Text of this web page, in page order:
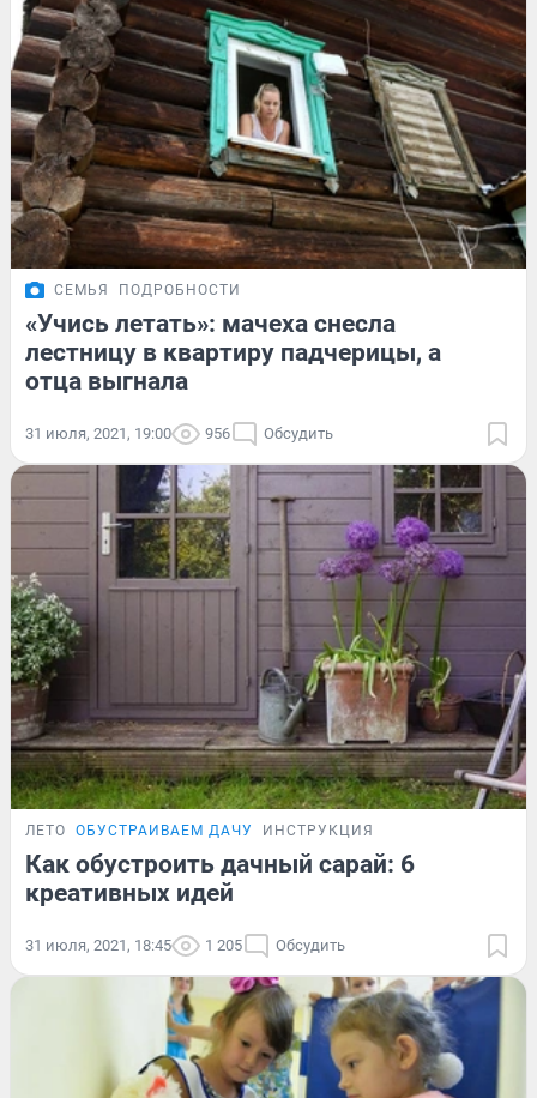
СЕМЬЯ ПОДРОБНОСТИ
«Учись летать»: мачеха снесла
лестницу в квартиру падчерицы, а
отца выгнала
31 июля, 2021, 19:00 956 Обсудить
ЛЕТО ОБУСТРАИВАЕМ ДАЧУ ИНСТРУКЦИЯ
Как обустроить дачный сарай: 6
креативных идей
31 июля, 2021, 18:45 1 205 Обсудить